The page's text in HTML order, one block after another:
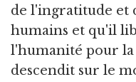
de l'ingratitude et
humains et qu'il
l'humanité pour
descendit sur le